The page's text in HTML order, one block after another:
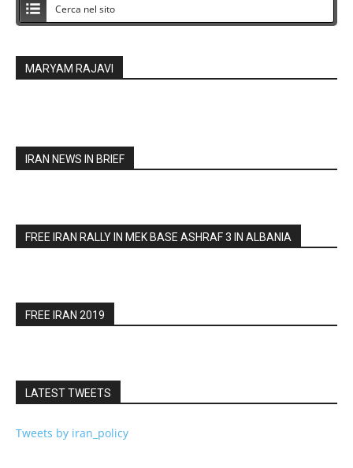
MARYAM RAJAVI
IRAN NEWS IN BRIEF
FREE IRAN RALLY IN MEK BASE ASHRAF 3 IN ALBANIA
FREE IRAN 2019
LATEST TWEETS
Tweets by iran_policy